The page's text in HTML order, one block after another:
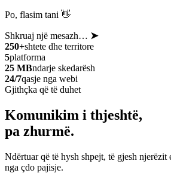
Po, flasim tani 👋
Shkruaj një mesazh… ➤
250+shtete dhe territore
5platforma
25 MBndarje skedarësh
24/7qasje nga webi
Gjithçka që të duhet
Komunikim i thjeshtë,
pa zhurmë.
Ndërtuar që të hysh shpejt, të gjesh njerëzit
nga çdo pajisje.